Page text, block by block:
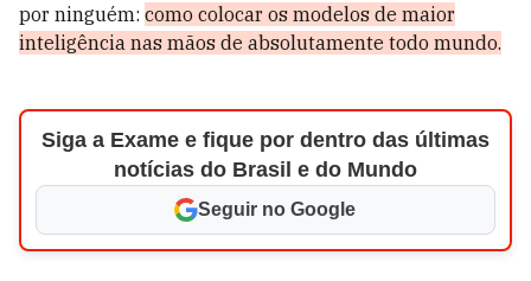
por ninguém: como colocar os modelos de maior
inteligência nas mãos de absolutamente todo mundo.
Siga a Exame e fique por dentro das últimas
notícias do Brasil e do Mundo
Seguir no Google